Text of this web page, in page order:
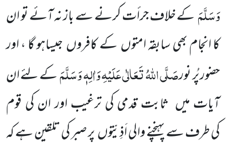
وَسَلَّمَکے خلاف جرأت کرنے سے باز نہ آئے تو ان
کا انجام بھی سابقہ امتوںکےکافروںجیساہو گا ، اور
حضور پُر نورصَلَّی اللّٰہُ تَعَالٰی عَلَیْہِ وَاٰلِہٖ وَسَلَّمَکے لئے ان
آیات میں ثابت قدمی کی ترغیب اور ان کی قوم
کیطرف سے پہنچنے والی اَذِیّتوںپر صبر کی تلقین ہے کہ